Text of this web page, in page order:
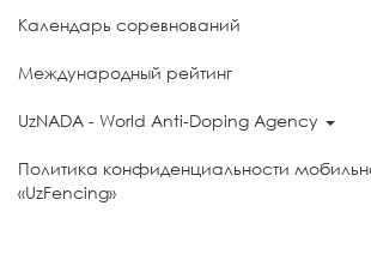
Календарь соревнований
Международный рейтинг
UzNADA - World Anti-Doping Agency
Политика конфиденциальности
«UzFencing»